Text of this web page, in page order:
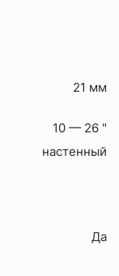
21 мм
10 — 26 "
настенный
Да